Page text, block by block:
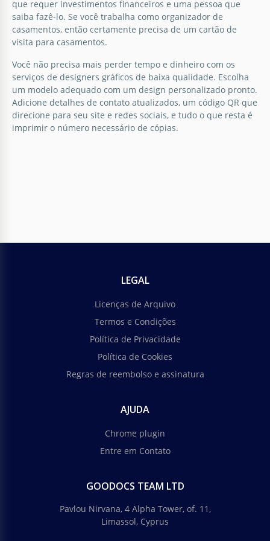
Elegante para Casamentos. Ele combina charme
atemporal com um toque moderno.
Google Slides
que requer investimentos financeiros e uma pessoa que
saiba fazê-lo. Se você trabalha como organizador de
casamentos, então certamente precisa de um cartão de
visita para casamentos.
Você não precisa mais perder tempo e dinheiro com os
serviços de designers gráficos de baixa qualidade. Escolha
um modelo adequado com um design personalizado pronto.
Adicione detalhes de contato atualizados, um código QR que
direcione para seu site e redes sociais, e tudo o que resta é
imprimir o número necessário de cópias.
LEGAL
Licenças de Arquivo
Termos e Condições
Política de Privacidade
Política de Cookies
Regras de reembolso e assinatura
AJUDA
Chrome plugin
Entre em Contato
GOODOCS TEAM LTD
Pavlou Nirvana, 4 Alpha Tower, of. 11,
Limassol, Cyprus